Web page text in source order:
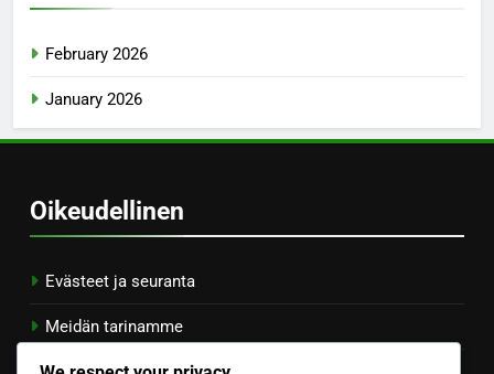
February 2026
January 2026
Oikeudellinen
Evästeet ja seuranta
Meidän tarinamme